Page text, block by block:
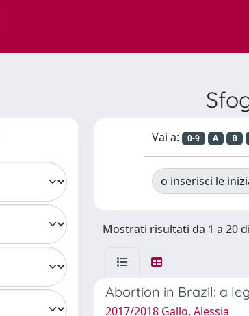
Vai a: 0-9 A B
o inserisci le
Mostrati risultati da 1 a 20
Abortion in Brazil: a
2017/2018 Gallo, Alessia